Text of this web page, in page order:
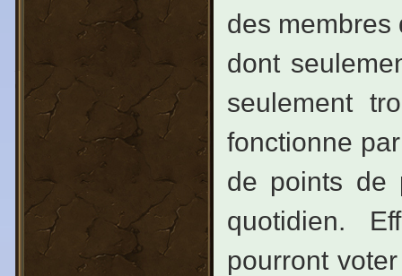
des
dont
seulement
fonctionne
de points de
quotidien.
pourront